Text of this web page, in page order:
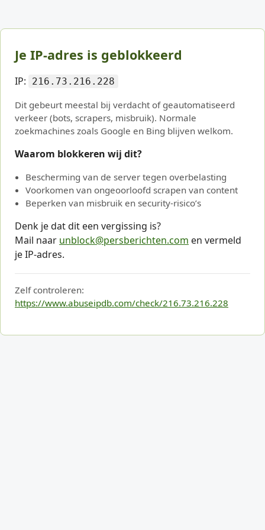
Je IP-adres is geblokkeerd
IP: 216.73.216.228
Dit gebeurt meestal bij verdacht of geautomatiseerd
verkeer (bots, scrapers, misbruik). Normale
zoekmachines zoals Google en Bing blijven welkom.
Waarom blokkeren wij dit?
Bescherming van de server tegen overbelasting
Voorkomen van ongeoorloofd scrapen van content
Beperken van misbruik en security-risico’s
Denk je dat dit een vergissing is?
Mail naar unblock@persberichten.com en vermeld
je IP-adres.
Zelf controleren:
https://www.abuseipdb.com/check/216.73.216.228